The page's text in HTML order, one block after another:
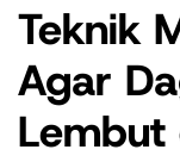
IN
Teknik
Agar
Lembut